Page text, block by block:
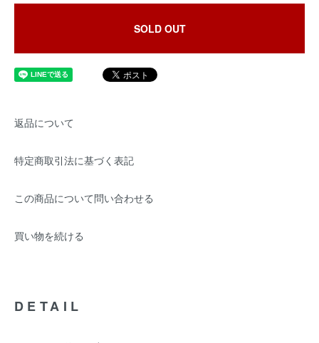
SOLD OUT
返品について
特定商取引法に基づく表記
この商品について問い合わせる
買い物を続ける
DETAIL